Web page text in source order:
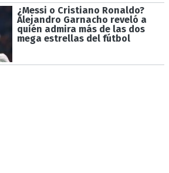
¿Messi o Cristiano Ronaldo?
Alejandro Garnacho reveló a
quién admira más de las dos
mega estrellas del fútbol